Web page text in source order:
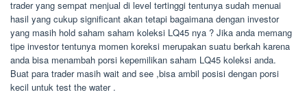
trader yang sempat menjual di level tertinggi tentunya sudah menuai
hasil yang cukup significant akan tetapi bagaimana dengan investor
yang masih hold saham saham koleksi LQ45 nya ? Jika anda memang
tipe investor tentunya momen koreksi merupakan suatu berkah karena
anda bisa menambah porsi kepemilikan saham LQ45 koleksi anda.
Buat para trader masih wait and see ,bisa ambil posisi dengan porsi
kecil untuk test the water .